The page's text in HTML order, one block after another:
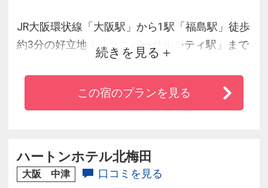
JR大阪環状線「大阪駅」から1駅「福島駅」徒歩
約3分の好立地！「ユニバーサルシティ駅」まで
直通電車約9分と抜群のアクセスです。
24時間ご利用可能なコインランドリー＆アイロ
ンルームを完備しております。
続きを見る
この宿のプランを見る
ハートンホテル北梅田
大阪 中津 口コミを見る